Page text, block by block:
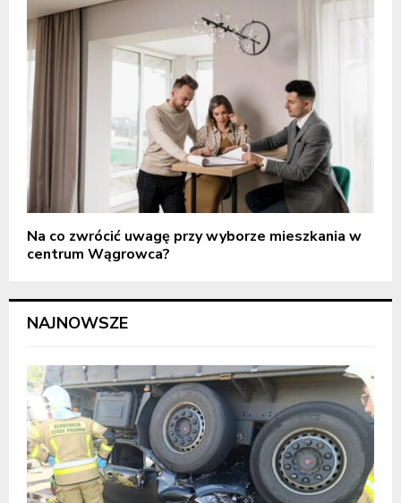
Na co zwrócić uwagę przy wyborze mieszkania w
centrum Wągrowca?
NAJNOWSZE